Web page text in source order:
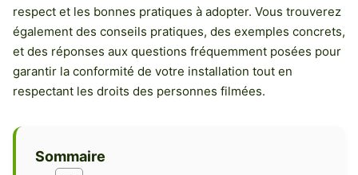
respect et les bonnes pratiques à adopter. Vous trouverez
également des conseils pratiques, des exemples concrets,
et des réponses aux questions fréquemment posées pour
garantir la conformité de votre installation tout en
respectant les droits des personnes filmées.
Sommaire